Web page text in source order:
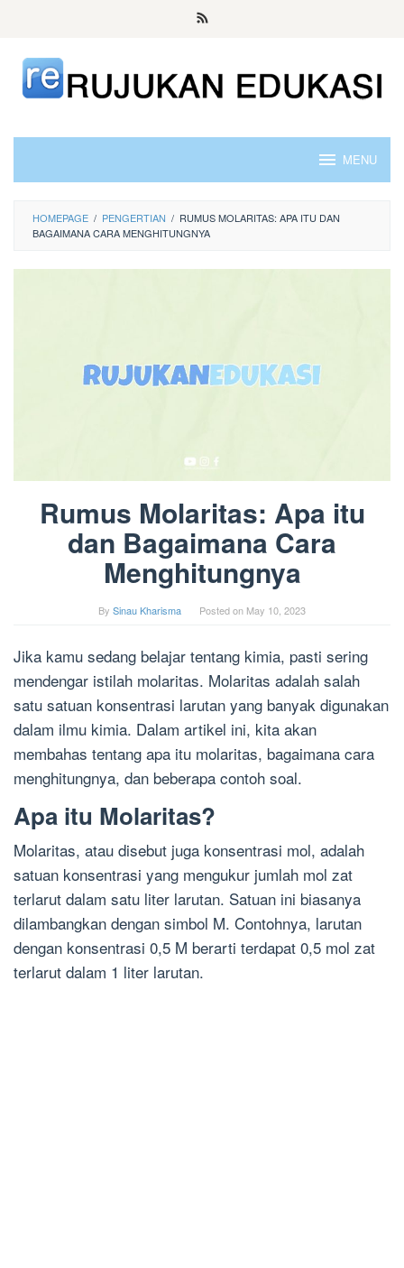
content
MENU
HOMEPAGE / PENGERTIAN / RUMUS MOLARITAS: APA ITU DAN
BAGAIMANA CARA MENGHITUNGNYA
Rumus Molaritas: Apa itu
dan Bagaimana Cara
Menghitungnya
By Sinau Kharisma Posted on May 10, 2023
Jika kamu sedang belajar tentang kimia, pasti sering
mendengar istilah molaritas. Molaritas adalah salah
satu satuan konsentrasi larutan yang banyak digunakan
dalam ilmu kimia. Dalam artikel ini, kita akan
membahas tentang apa itu molaritas, bagaimana cara
menghitungnya, dan beberapa contoh soal.
Apa itu Molaritas?
Molaritas, atau disebut juga konsentrasi mol, adalah
satuan konsentrasi yang mengukur jumlah mol zat
terlarut dalam satu liter larutan. Satuan ini biasanya
dilambangkan dengan simbol M. Contohnya, larutan
dengan konsentrasi 0,5 M berarti terdapat 0,5 mol zat
terlarut dalam 1 liter larutan.